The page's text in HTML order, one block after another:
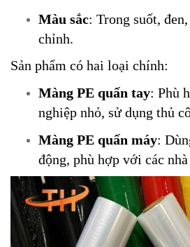
Màu sắc: Trong suốt,
chỉnh.
Sản phẩm có hai loại chính:
Màng PE quấn tay: Phù
nghiệp nhỏ, sử dụng thủ
Màng PE quấn máy:
động, phù hợp với các